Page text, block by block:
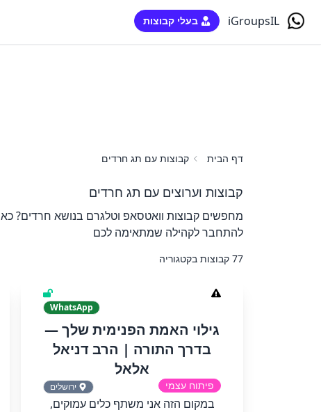
iGroupsIL בעלי קבוצות
דף הבית קבוצות עם תג חרדים
קבוצות וערוצים עם תג חרדים
מחפשים קבוצות וואטסאפ וטלגרם בנושא חרדים?
להתחבר לקהילה שמתאימה לכם
77 קבוצות בקטגוריה
WhatsApp
גילוי האמת הפנימית שלך —
בדרך התורה | הרב דניאל
אלאל
פיתוח עצמי ירושלים
במקום הזה אני משתף כלים עמוקים,